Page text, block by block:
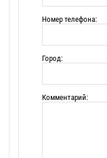
Номер телефона:
Город:
Комментарий: